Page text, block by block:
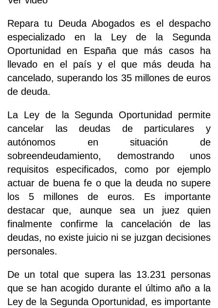
Repara tu Deuda Abogados es el despacho
especializado en la Ley de la Segunda
Oportunidad en España que más casos ha
llevado en el país y el que más deuda ha
cancelado, superando los 35 millones de euros
de deuda.
La Ley de la Segunda Oportunidad permite
cancelar las deudas de particulares y
autónomos en situación de
sobreendeudamiento, demostrando unos
requisitos especificados, como por ejemplo
actuar de buena fe o que la deuda no supere
los 5 millones de euros. Es importante
destacar que, aunque sea un juez quien
finalmente confirme la cancelación de las
deudas, no existe juicio ni se juzgan decisiones
personales.
De un total que supera las 13.231 personas
que se han acogido durante el último año a la
Ley de la Segunda Oportunidad, es importante